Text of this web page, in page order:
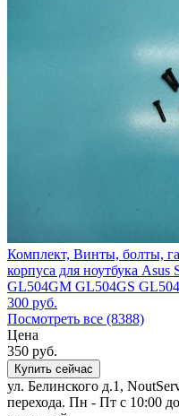
Комплект, Винты, болты,
корпуса для ноутбука
GL504GM GL504GS
300 руб.
Посмотреть все (8388)
Цена
350 руб.
Купить сейчас
ул. Белинского д.1,
перехода. Пн - Пт с 10:00